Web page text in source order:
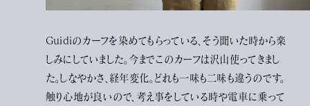
Guidiのカーフを染めてもらっている、そう聞いた時から楽
しみにしていました。今までこのカーフは沢山使ってきまし
た。しなやかさ、経年変化。どれも一味も二味も違うのです。
触り心地が良いので、考え事をしている時や電車に乗って